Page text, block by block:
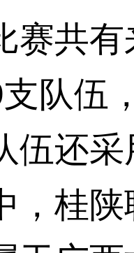
共有
队伍
伍还
，桂